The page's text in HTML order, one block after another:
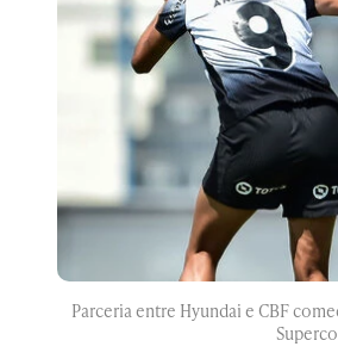
Parceria entre Hyundai e CBF